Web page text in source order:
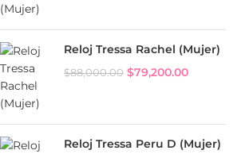
Reloj Tressa Rachel (Mujer)
$88,000.00 $79,200.00
Reloj Tressa Peru D (Mujer)